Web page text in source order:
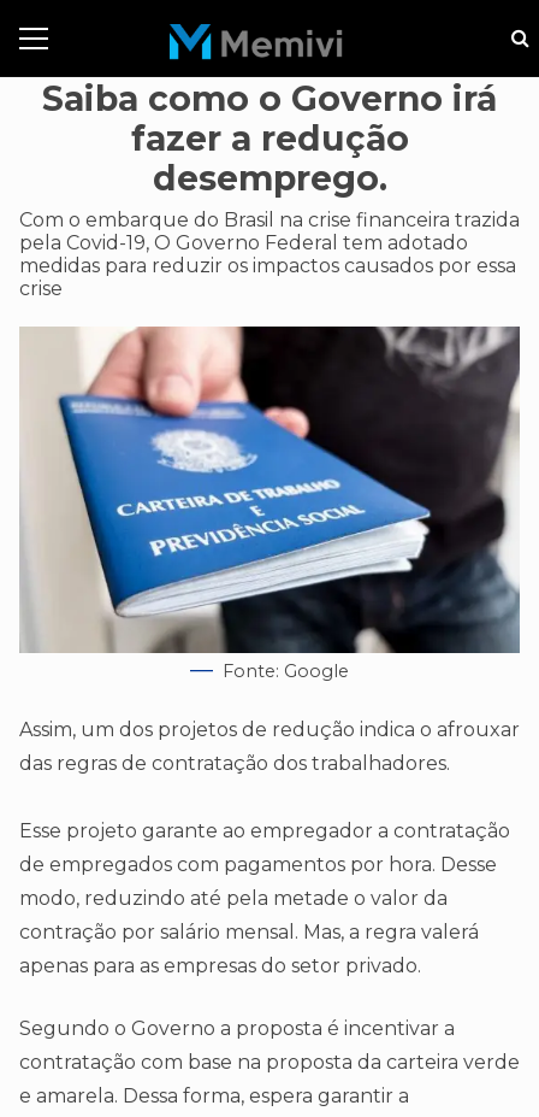
Saiba como o Governo irá
fazer a redução
desemprego.
Com o embarque do Brasil na crise financeira trazida
pela Covid-19, O Governo Federal tem adotado
medidas para reduzir os impactos causados por essa
crise
Fonte: Google
Assim, um dos projetos de redução indica o afrouxar
das regras de contratação dos trabalhadores.
Esse projeto garante ao empregador a contratação
de empregados com pagamentos por hora. Desse
modo, reduzindo até pela metade o valor da
contração por salário mensal. Mas, a regra valerá
apenas para as empresas do setor privado.
Segundo o Governo a proposta é incentivar a
contratação com base na proposta da carteira verde
e amarela. Dessa forma, espera garantir a